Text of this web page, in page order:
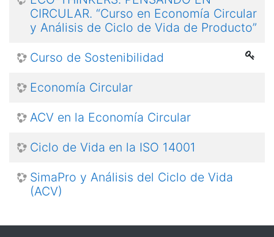
CIRCULAR. “Curso en Economía Circular
y Análisis de Ciclo de Vida de Producto”
Curso de Sostenibilidad
Economía Circular
ACV en la Economía Circular
Ciclo de Vida en la ISO 14001
SimaPro y Análisis del Ciclo de Vida
(ACV)